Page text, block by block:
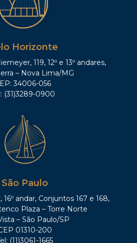
Horizonte
119, 12º e 13º andares,
– Nova Lima/MG
34006-056
(31)3289-0900
São Paulo
16º andar, Conjuntos 167 e 168,
Plaza – Torre Norte
– São Paulo/SP
01310-200
(11)3061-1665